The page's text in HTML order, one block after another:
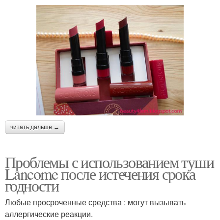
читать дальше →
Проблемы с использованием туши
Lancome после истечения срока
годности
Любые просроченные средства : могут вызывать
аллергические реакции.